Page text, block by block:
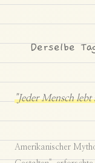
Derselbe
"Jeder Mensch lebt
Amerikanischer